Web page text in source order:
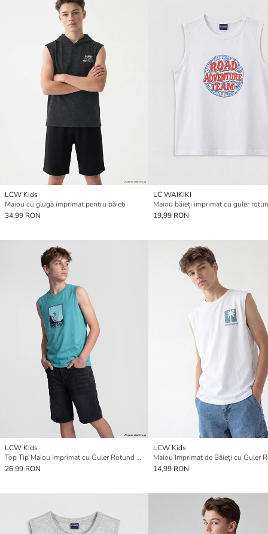
LCW Kids
Maiou cu glugă imprimat pentru băieți
34,99 RON
LC WAIKIKI
Maiou băieți imprimat cu guler
19,99 RON
LCW Kids
Top Tip Maiou Imprimat cu Guler Rotund pentru Băieți
26,99 RON
LCW Kids
Maiou Imprimat de Băieți cu Guler
14,99 RON